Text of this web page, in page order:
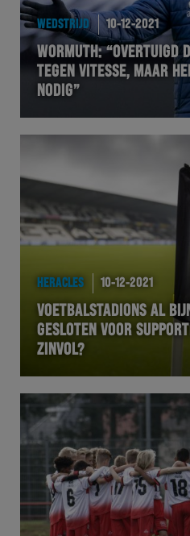
eSports
Academie
WEDSTRIJD 10-12-2021
WORMUTH: “OVERTUIGD
TEGEN VITESSE, MAAR
NODIG”
HERACLES 10-12-2021
VOETBALSTADIONS AL
GESLOTEN VOOR
ZINVOL?